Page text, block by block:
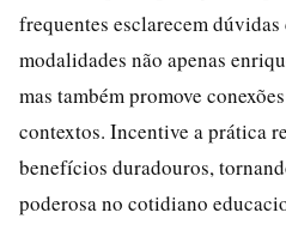
frequentes esclarecem
modalidades não apenas
mas também promove
contextos. Incentive a prática
benefícios duradouros,
poderosa no cotidiano